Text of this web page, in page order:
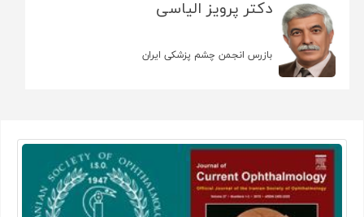
دکتر پرویز الیاسی
بازرس انجمن چشم پزشکی ایران